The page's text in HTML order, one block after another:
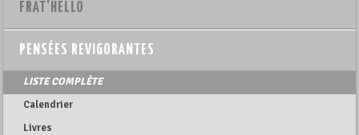
FRAT'HELLO
PENSÉES REVIGORANTES
LISTE COMPLÈTE
Calendrier
Livres